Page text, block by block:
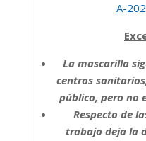
A-
La mascarilla
centros
público, pero no
Respecto de
trabajo deja la